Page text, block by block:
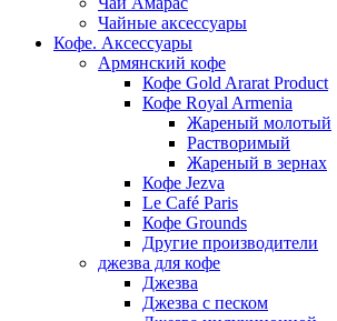
Чайные аксессуары
Кофе. Аксессуары
Армянский кофе
Кофе Gold Ararat Product
Кофе Royal Armenia
Жареный молотый
Растворимый
Жареный в зернах
Кофе Jezva
Le Café Paris
Кофе Grounds
Другие производители
джезва для кофе
Джезва
Джезва с песком